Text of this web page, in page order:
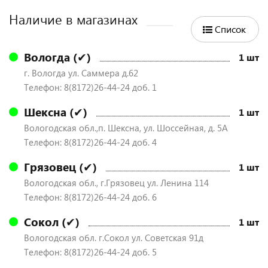
Наличие в магазинах
Список
Вологда (✔) 1 шт
г. Вологда ул. Саммера д.62
Телефон: 8(8172)26-44-24 доб. 1
Шексна (✔) 1 шт
Вологодская обл.,п. Шексна, ул. Шоссейная, д. 5А
Телефон: 8(8172)26-44-24 доб. 4
Грязовец (✔) 1 шт
Вологодская обл., г.Грязовец ул. Ленина 114
Телефон: 8(8172)26-44-24 доб. 6
Сокол (✔) 1 шт
Вологодская обл. г.Сокол ул. Советская 91д
Телефон: 8(8172)26-44-24 доб. 5